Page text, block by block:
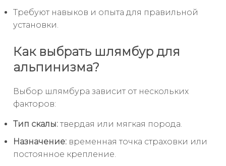
Требуют навыков и опыта для правильной
установки.
Как выбрать шлямбур для
альпинизма?
Выбор шлямбура зависит от нескольких
факторов:
Тип скалы:твердая или мягкая порода.
Назначение: временная точка страховки или
постоянное крепление.